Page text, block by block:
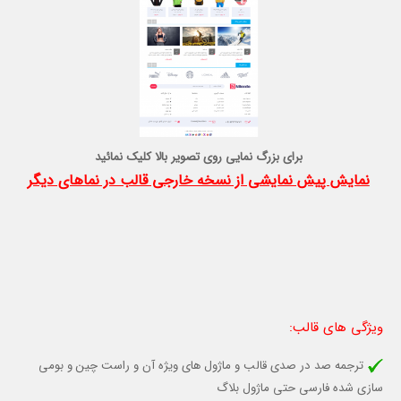
برای بزرگ نمایی روی تصویر بالا کلیک نمائید
نمایش پیش نمایشی از نسخه خارجی قالب در نماهای دیگر
ویژگی های قالب:
ترجمه صد در صدی قالب و ماژول های ویژه آن و راست چین و بومی
سازی شده فارسی حتی ماژول بلاگ